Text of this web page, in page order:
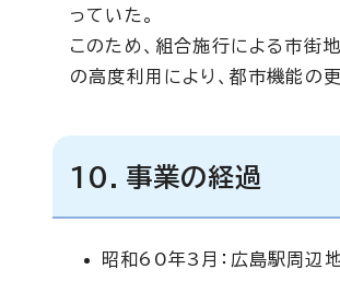
っていた。
このため、組合施行による市街
の高度利用により、都市機能の
10．事業の経過
昭和60年3月：広島駅周辺